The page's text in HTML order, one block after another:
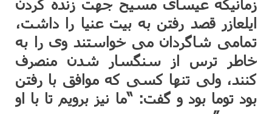
زمانیکه عیسای مسیح جهت زنده کردن
ایلعازر قصد رفتن به بیت عنیا را داشت،
تمامی شاگردان می خواستند وی را به
خاطر ترس از سنگسار شدن منصرف
کنند، ولی تنها کسی که موافق با رفتن
بود توما بود و گفت: “ما نیز برویم‌ تا با او